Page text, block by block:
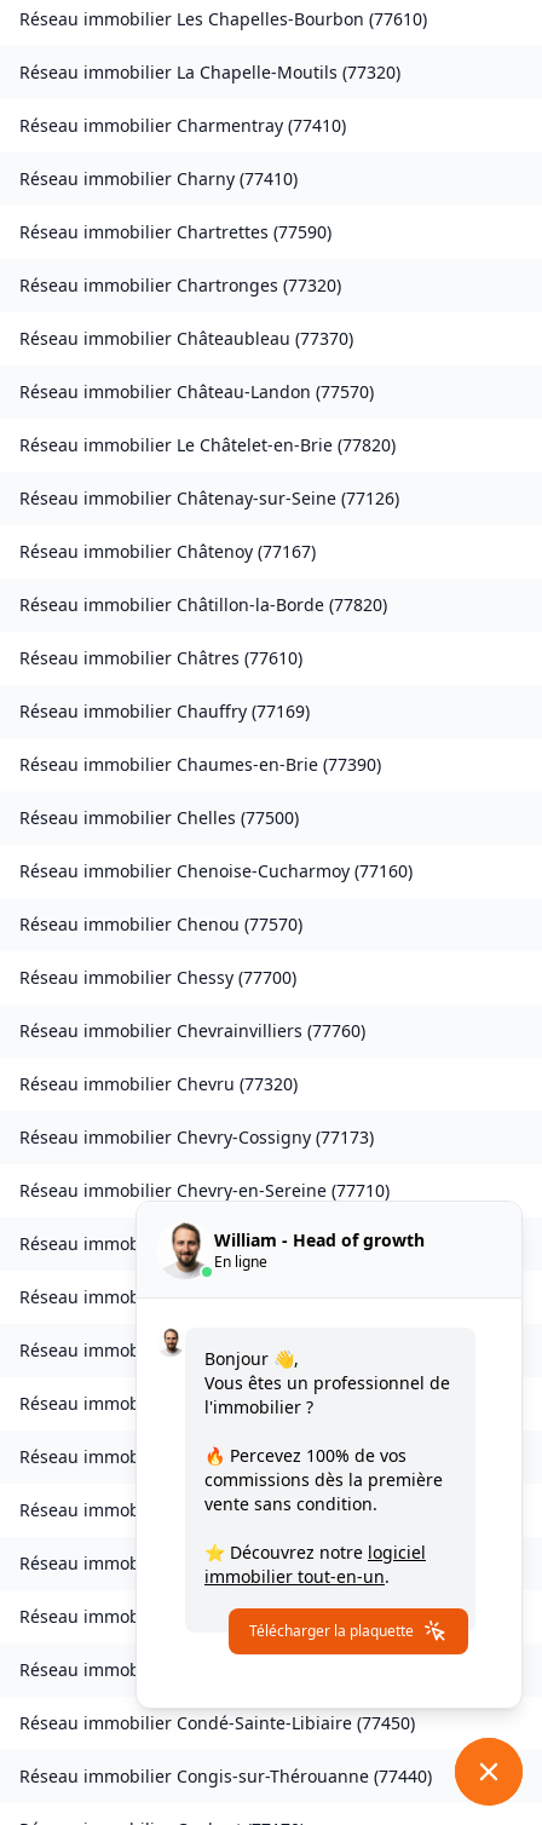
Réseau immobilier Les Chapelles-Bourbon (77610)
Réseau immobilier La Chapelle-Moutils (77320)
Réseau immobilier Charmentray (77410)
Réseau immobilier Charny (77410)
Réseau immobilier Chartrettes (77590)
Réseau immobilier Chartronges (77320)
Réseau immobilier Châteaubleau (77370)
Réseau immobilier Château-Landon (77570)
Réseau immobilier Le Châtelet-en-Brie (77820)
Réseau immobilier Châtenay-sur-Seine (77126)
Réseau immobilier Châtenoy (77167)
Réseau immobilier Châtillon-la-Borde (77820)
Réseau immobilier Châtres (77610)
Réseau immobilier Chauffry (77169)
Réseau immobilier Chaumes-en-Brie (77390)
Réseau immobilier Chelles (77500)
Réseau immobilier Chenoise-Cucharmoy (77160)
Réseau immobilier Chenou (77570)
Réseau immobilier Chessy (77700)
Réseau immobilier Chevrainvilliers (77760)
Réseau immobilier Chevru (77320)
Réseau immobilier Chevry-Cossigny (77173)
Réseau immobilier Chevry-en-Sereine (77710)
Réseau immobilierChoisy-en-Brie(77320)
Réseau immobilierCitry(77730)
Réseau immobilierClaye-Souilly(77410
Réseau immobilier Clos-Fontaine(77370
Réseau immobilier Cocherel(77440 )
Réseau immobilier Collégien (77090)
Réseau immobilier Combs-la-Ville (77380 )
Réseau immobilier Compans
Réseau immobilier
Réseau immobilier Condé-Sainte-Libiaire (77450)
Réseau immobilier Congis-sur-Thérouanne (77440)
William - Head of growth
En ligne
Bonjour 👋,
Vous êtes un professionnel de
l'immobilier ?
🔥 Percevez 100% de vos
commissions dès la première
vente sans condition.
⭐ Découvrez notre logiciel
immobilier tout-en-un.
Télécharger la plaquette